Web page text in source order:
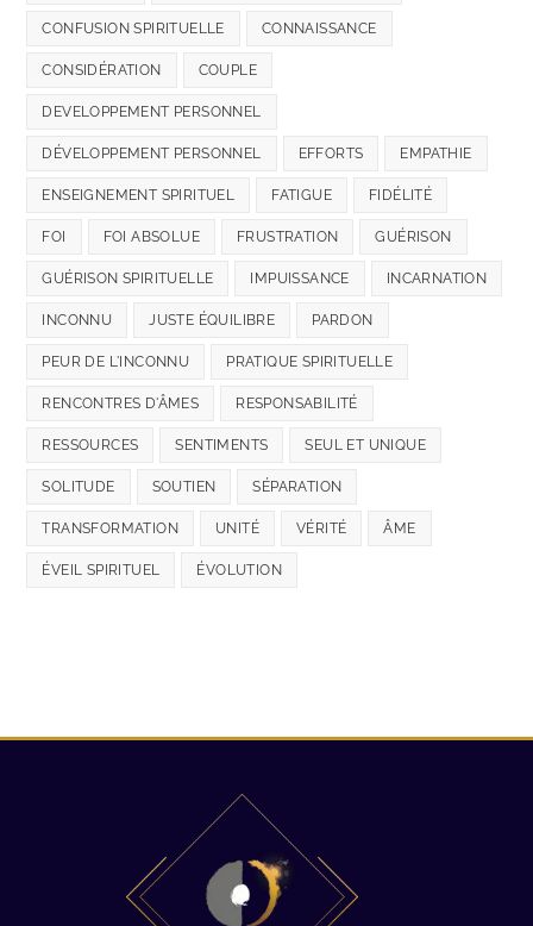
CONFUSION SPIRITUELLE CONNAISSANCE
CONSIDÉRATION COUPLE
DEVELOPPEMENT PERSONNEL
DÉVELOPPEMENT PERSONNEL EFFORTS EMPATHIE
ENSEIGNEMENT SPIRITUEL FATIGUE FIDÉLITÉ
FOI FOI ABSOLUE FRUSTRATION GUÉRISON
GUÉRISON SPIRITUELLE IMPUISSANCE INCARNATION
INCONNU JUSTE ÉQUILIBRE PARDON
PEUR DE L'INCONNU PRATIQUE SPIRITUELLE
RENCONTRES D'ÂMES RESPONSABILITÉ
RESSOURCES SENTIMENTS SEUL ET UNIQUE
SOLITUDE SOUTIEN SÉPARATION
TRANSFORMATION UNITÉ VÉRITÉ ÂME
ÉVEIL SPIRITUEL ÉVOLUTION